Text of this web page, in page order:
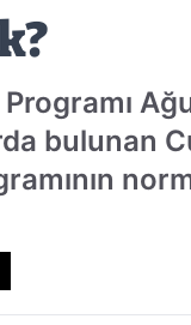
bulunan